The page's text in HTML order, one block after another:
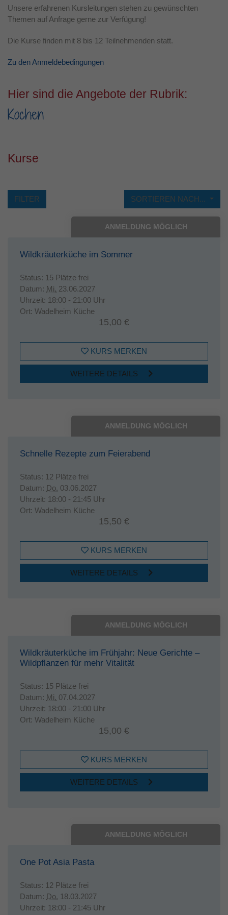
Unsere erfahrenen Kursleitungen stehen zu gewünschten
Themen auf Anfrage gerne zur Verfügung!
Die Kurse finden mit 8 bis 12 Teilnehmenden statt.
Zu den Anmeldebedingungen
Hier sind die Angebote der Rubrik:
Kochen
Kurse
SORTIEREN NACH...
FILTER
ANMELDUNG MÖGLICH
Wildkräuterküche im Sommer
Status: 15 Plätze frei
Datum: Mi. 23.06.2027
Uhrzeit: 18:00 - 21:00 Uhr
Ort: Wadelheim Küche
15,00 €
KURS MERKEN
WEITERE DETAILS
ANMELDUNG MÖGLICH
Schnelle Rezepte zum Feierabend
Status: 12 Plätze frei
Datum: Do. 03.06.2027
Uhrzeit: 18:00 - 21:45 Uhr
Ort: Wadelheim Küche
15,50 €
KURS MERKEN
WEITERE DETAILS
ANMELDUNG MÖGLICH
Wildkräuterküche im Frühjahr: Neue Gerichte –
Wildpflanzen für mehr Vitalität
Status: 15 Plätze frei
Datum: Mi. 07.04.2027
Uhrzeit: 18:00 - 21:00 Uhr
Ort: Wadelheim Küche
15,00 €
KURS MERKEN
WEITERE DETAILS
ANMELDUNG MÖGLICH
One Pot Asia Pasta
Status: 12 Plätze frei
Datum: Do. 18.03.2027
Uhrzeit: 18:00 - 21:45 Uhr
Laufzeit
Dieses Cookie wird verwendet, um Ihre
speichern.